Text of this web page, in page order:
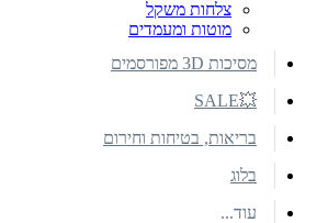
צלחות משקל
מוטות ומעמדים
מסיכות 3D מפורסמים
💥SALE
בריאות, בטיחות וחירום
בלוג
עוד...